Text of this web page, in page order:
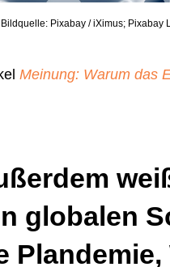
Pixabay / iXimus; Pixabay
Meinung: Warum das
globalen